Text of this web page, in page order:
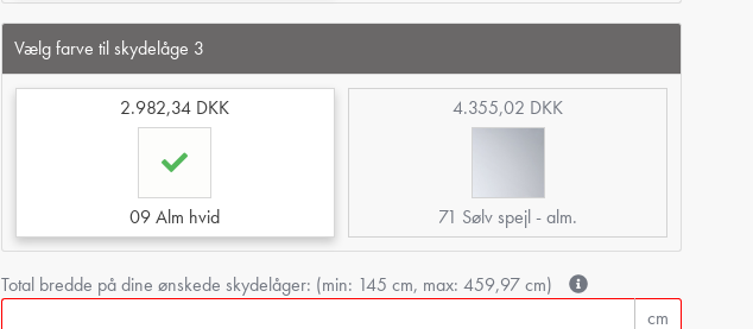
Vælg farve til skydelåge 3
2.982,34 DKK
09 Alm hvid
4.355,02 DKK
71 Sølv spejl - alm.
Total bredde på dine ønskede skydelåger: (min: 145 cm, max: 459,97 cm)
cm